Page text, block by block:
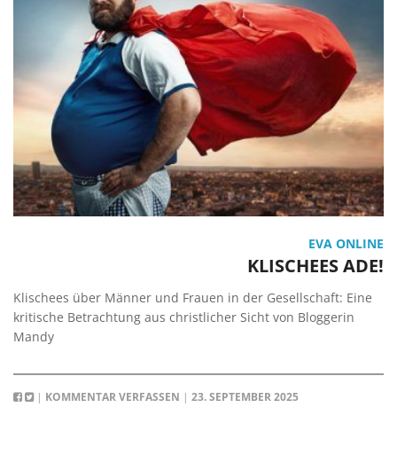
EVA ONLINE
KLISCHEES ADE!
Klischees über Männer und Frauen in der Gesellschaft: Eine
kritische Betrachtung aus christlicher Sicht von Bloggerin
Mandy
| KOMMENTAR VERFASSEN | 23. SEPTEMBER 2025